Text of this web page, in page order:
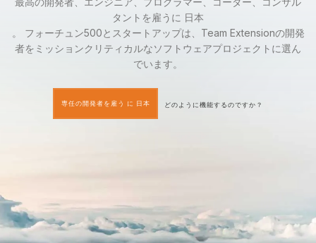
タントを雇うに 日本
。 フォーチュン500とスタートアップは、Team Extensionの開発
者をミッションクリティカルなソフトウェアプロジェクトに選ん
でいます。
専任の開発者を雇う に 日本 どのように機能するのですか？